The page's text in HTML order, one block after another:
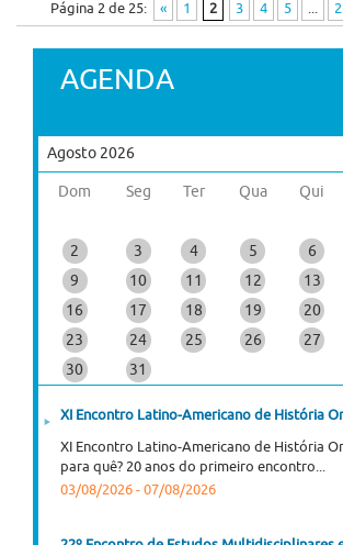
Página 2 de 25: « 1 2 3 4 5 ...
AGENDA
Agosto 2026
Dom Seg Ter Qua Qui
2
3 4 5 6
9
10 11 12 13
16
17 18 19 20
23
24 25 26 27
30
31
XI Encontro Latino-Americano de História
XI Encontro Latino-Americano de História
para quê? 20 anos do primeiro encontro...
03/08/2026 - 07/08/2026